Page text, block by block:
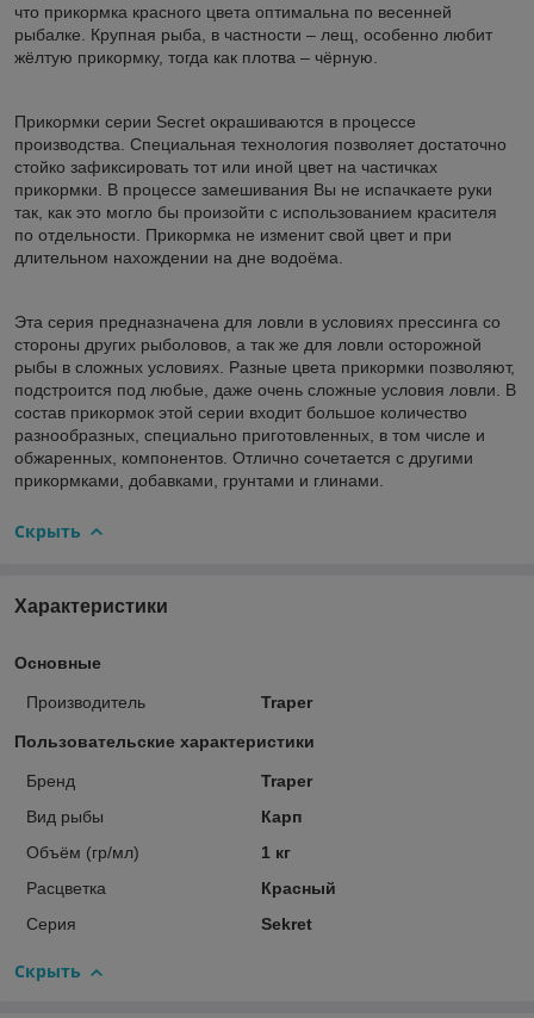
что прикормка красного цвета оптимальна по весенней
рыбалке. Крупная рыба, в частности – лещ, особенно любит
жёлтую прикормку, тогда как плотва – чёрную.
Прикормки серии Secret окрашиваются в процессе
производства. Специальная технология позволяет достаточно
стойко зафиксировать тот или иной цвет на частичках
прикормки. В процессе замешивания Вы не испачкаете руки
так, как это могло бы произойти с использованием красителя
по отдельности. Прикормка не изменит свой цвет и при
длительном нахождении на дне водоёма.
Эта серия предназначена для ловли в условиях прессинга со
стороны других рыболовов, а так же для ловли осторожной
рыбы в сложных условиях. Разные цвета прикормки позволяют,
подстроится под любые, даже очень сложные условия ловли. В
состав прикормок этой серии входит большое количество
разнообразных, специально приготовленных, в том числе и
обжаренных, компонентов. Отлично сочетается с другими
прикормками, добавками, грунтами и глинами.
Скрыть
Характеристики
Основные
Производитель Traper
Пользовательские характеристики
Бренд
Traper
Вид рыбы
Карп
Объём (гр/мл)
1 кг
Расцветка
Красный
Серия
Sekret
Скрыть